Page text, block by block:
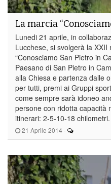
21 Aprile 2014 -
La marcia
Lunedi 21 aprile, in
Lucchese, si svolgerà la
“Conosciamo San Pietro in
Paesano di San Pietro in
alla Chiesa e partenza dalle
per tutti, premi ai Gruppi
come sempre sarà idoneo
persone con ridotta capacità
itinerari: 2-5-10-18 chilometri.